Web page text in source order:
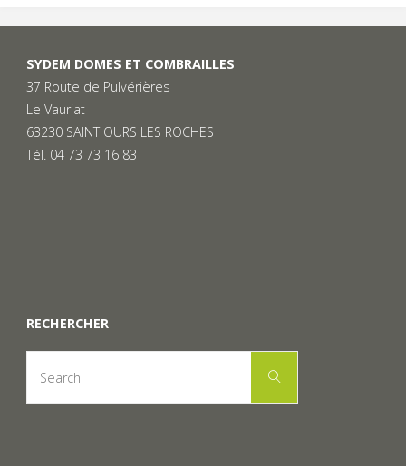
SYDEM DOMES ET COMBRAILLES
37 Route de Pulvérières
Le Vauriat
63230 SAINT OURS LES ROCHES
Tél. 04 73 73 16 83
RECHERCHER
Search